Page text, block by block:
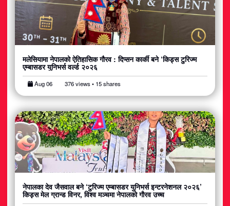
मलेसियामा नेपालको ऐतिहासिक गौरव : दिप्सन कार्की बने ‘किड्स टुरिज्म
एम्बासडर युनिभर्स वर्ल्ड २०२६
Aug 06 376 views • 15 shares
नेपालका देव जैसवाल बने ‘टुरिज्म एम्बासडर युनिभर्स इन्टरनेशनल २०२६’
किड्स मेल ग्रान्ड विनर, विश्व मञ्चमा नेपालको गौरव उच्च